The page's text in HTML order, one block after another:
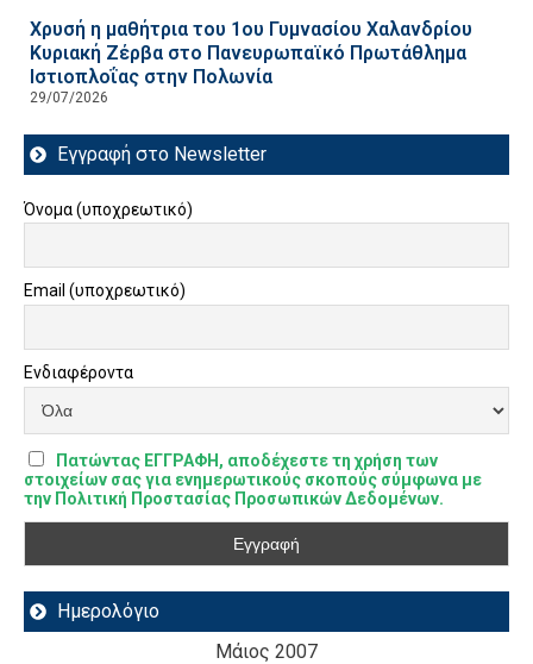
Χρυσή η μαθήτρια του 1ου Γυμνασίου Χαλανδρίου
Κυριακή Ζέρβα στο Πανευρωπαϊκό Πρωτάθλημα
Ιστιοπλοΐας στην Πολωνία
29/07/2026
Εγγραφή στο Newsletter
Όνομα (υποχρεωτικό)
Email (υποχρεωτικό)
Ενδιαφέροντα
Πατώντας ΕΓΓΡΑΦΗ, αποδέχεστε τη χρήση των
στοιχείων σας για ενημερωτικούς σκοπούς σύμφωνα με
την Πολιτική Προστασίας Προσωπικών Δεδομένων.
Ημερολόγιο
Μάιος 2007